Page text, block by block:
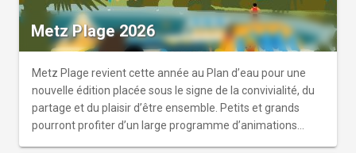
Metz Plage 2026
Metz Plage revient cette année au Plan d’eau pour une
nouvelle édition placée sous le signe de la convivialité, du
partage et du plaisir d’être ensemble. Petits et grands
pourront profiter d’un large programme d’animations